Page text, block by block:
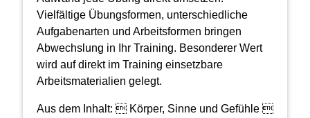
Vielfältige Übungsformen, unterschiedliche
Aufgabenarten und Arbeitsformen bringen
Abwechslung in Ihr Training. Besonderer Wert
wird auf direkt im Training einsetzbare
Arbeitsmaterialien gelegt.
Aus dem Inhalt:  Körper, Sinne und Gefühle 